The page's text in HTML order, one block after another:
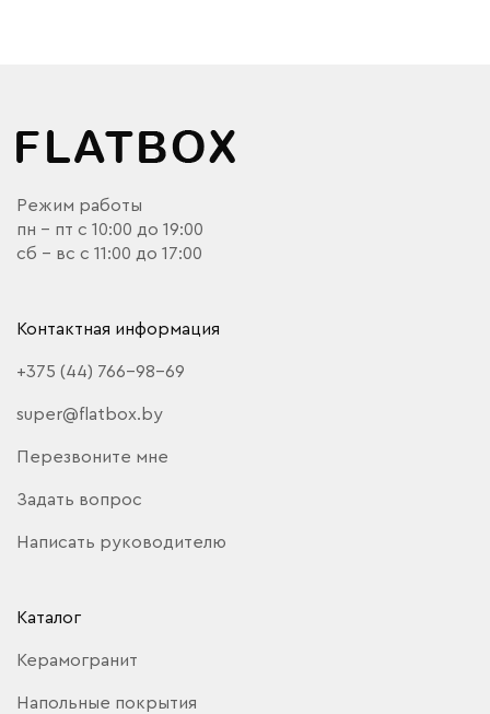
Режим работы
пн - пт с 10:00 до 19:00
сб - вс с 11:00 до 17:00
Контактная информация
+375 (44) 766-98-69
super@flatbox.by
Перезвоните мне
Задать вопрос
Написать руководителю
Каталог
Керамогранит
Напольные покрытия